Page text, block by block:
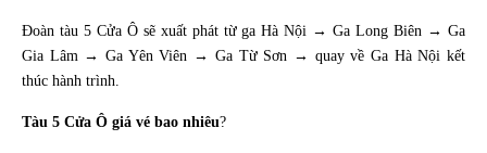
Đoàn tàu 5 Cửa Ô sẽ xuất phát từ ga Hà Nội → Ga Long Biên → Ga
Gia Lâm → Ga Yên Viên → Ga Từ Sơn → quay về Ga Hà Nội kết
thúc hành trình.
Tàu 5 Cửa Ô giá vé bao nhiêu?